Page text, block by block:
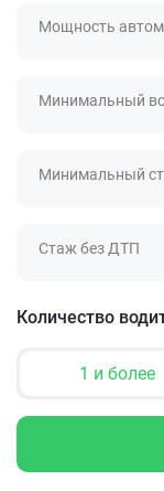
Мощность
Минимальный
Минимальный
Стаж без ДТП
Количество
1 и более